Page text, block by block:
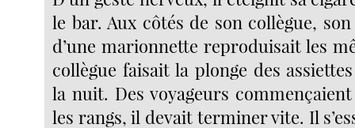
le bar. Aux côtés de son collègue,
d’une marionnette reproduisait les
collègue faisait la plonge des
la nuit. Des voyageurs commençaient
les rangs, il devait terminer vite. Il